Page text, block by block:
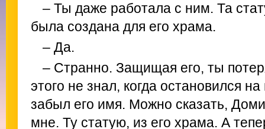
– Ты даже работала с ним. Та
была создана для его храма.
– Да.
– Странно. Защищая его, ты
этого не знал, когда остановился
забыл его имя. Можно сказать,
мне. Ту статую, из его храма. А